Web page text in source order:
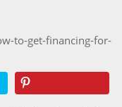
to-get-financing-for-